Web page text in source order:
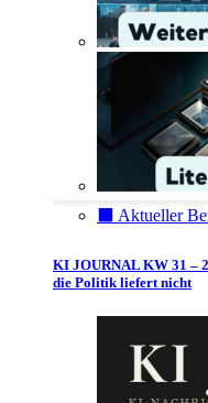
⬛️ Aktueller
KI JOURNAL KW 31 –
die Politik liefert nicht